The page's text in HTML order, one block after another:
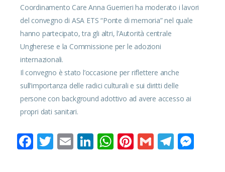
Coordinamento Care Anna Guerrieri ha moderato i lavori
del convegno di ASA ETS “Ponte di memoria” nel quale
hanno partecipato, tra gli altri, l’Autorità centrale
Ungherese e la Commissione per le adozioni
internazionali.
Il convegno è stato l’occasione per riflettere anche
sull’importanza delle radici culturali e sui diritti delle
persone con background adottivo ad avere accesso ai
propri dati sanitari.
Facebook
Twitter
EmailLinkedIn
WhatsApp
Pinterest
Gmail